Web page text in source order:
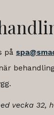
på
vecka 32,